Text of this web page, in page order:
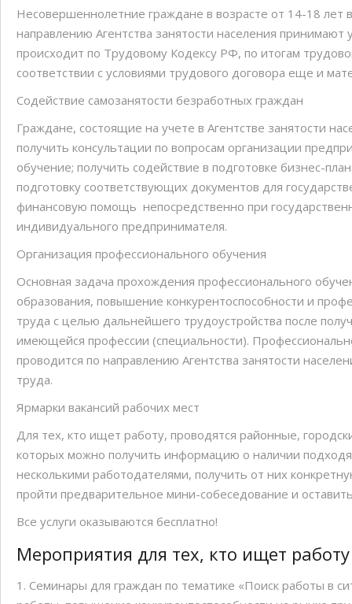
Несовершеннолетние граждане в возрасте от 14-18
направлению Агентства занятости населения
происходит по Трудовому Кодексу РФ, по итогам
соответствии с условиями трудового договора еще и
Содействие самозанятости безработных граждан
Граждане, состоящие на учете в Агентстве занятости
получить консультации по вопросам организации
обучение; получить содействие в подготовке бизнес-
подготовку соответствующих документов для
финансовую помощь непосредственно при
индивидуального предпринимателя.
Организация профессионального обучения
Основная задача прохождения профессионального
образования, повышение конкурентоспособности и
труда с целью дальнейшего трудоустройства после
имеющейся профессии (специальности).
проводится по направлению Агентства занятости
труда.
Ярмарки вакансий рабочих мест
Для тех, кто ищет работу, проводятся районные,
которых можно получить информацию о наличии
несколькими работодателями, получить от них
пройти предварительное мини-собеседование и
Все услуги оказываются бесплатно!
Мероприятия для тех, кто ищет работу
1. Семинары для граждан по тематике «Поиск работы в